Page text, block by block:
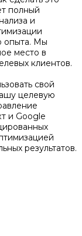
полный
и
опыта. Мы
место в
клиентов.
свой
целевую
и Google
результатов.